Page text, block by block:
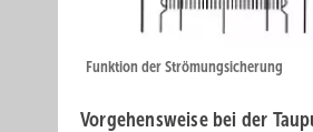
Funktion der Strömungsicherung
Vorgehensweise bei der